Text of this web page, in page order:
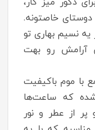
خاصتونه.
نسیم بهاری تو
رو بهت
با موم باکیفیت
که ساعت‌ها
از عطر و نور